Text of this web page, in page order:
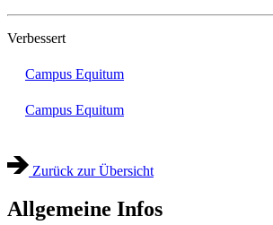
Verbessert
Campus Equitum
Campus Equitum
Zurück zur Übersicht
Allgemeine Infos